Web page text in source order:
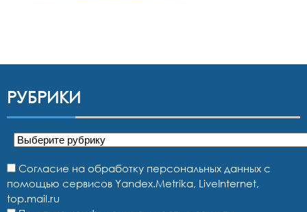
РУБРИКИ
Рубрики
Согласие на обработку персональных данных с
помощью сервисов Yandex.Metrika, LiveInternet,
top.mail.ru